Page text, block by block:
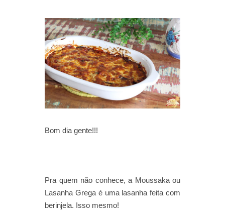
Bom dia gente!!!
Pra quem não conhece, a Moussaka ou
Lasanha Grega é uma lasanha feita com
berinjela. Isso mesmo!